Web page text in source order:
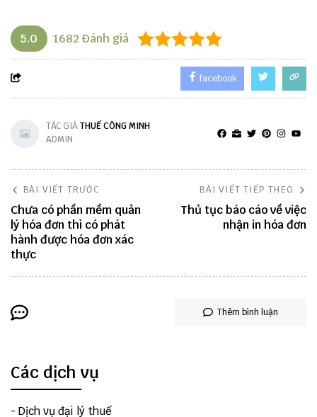
5.0 1682 Đánh giá
facebook
TÁC GIẢTHUẾ CÔNG MINH
ADMIN
BÀI VIẾT TRƯỚC
Chưa có phần mềm quản
lý hóa đơn thì có phát
hành được hóa đơn xác
thực
BÀI VIẾT TIẾP THEO
Thủ tục báo cáo về việc
nhận in hóa đơn
Thêm bình luận
Các dịch vụ
- Dịch vụ đại lý thuế